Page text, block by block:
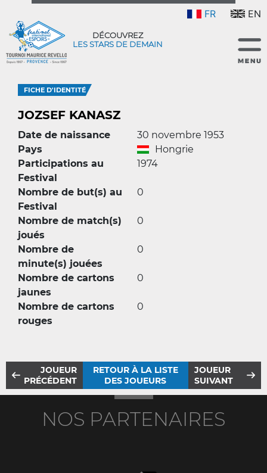
FR EN
DÉCOUVREZ
LES STARS DE DEMAIN
FICHE D'IDENTITÉ
JOZSEF KANASZ
Date de naissance
30 novembre 1953
Pays
Hongrie
Participations au
Festival
1974
Nombre de but(s) au
Festival
0
Nombre de match(s)
joués
0
Nombre de
minute(s) jouées
0
Nombre de cartons
jaunes
0
Nombre de cartons
rouges
0
JOUEUR
PRÉCÉDENT
RETOUR À LA LISTE
DES JOUEURS
JOUEUR
SUIVANT
NOS PARTENAIRES